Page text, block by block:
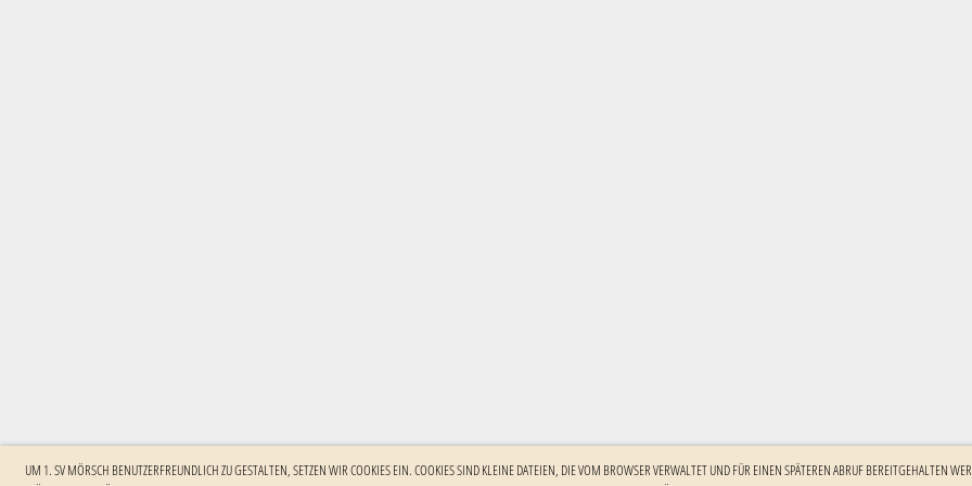
UM 1. SV MÖRSCH BENUTZERFREUNDLICH ZU GESTALTEN, SETZEN WIR COOKIES EIN. COOKIES SIND KLEINE DATEIEN, DIE VOM BROWSER VERWALTET UND FÜR EINEN SPÄTEREN ABRUF BEREITGEHALTEN